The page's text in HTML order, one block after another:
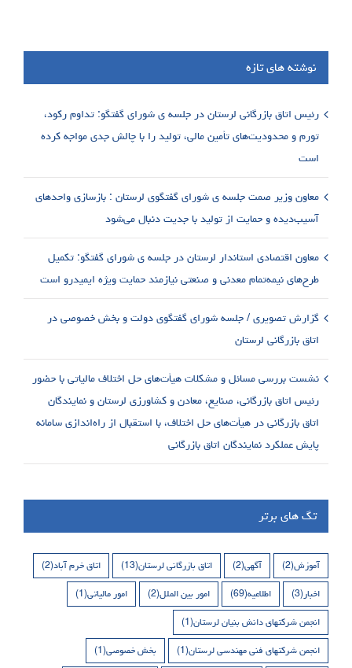
نوشته های تازه
رئیس اتاق بازرگانی لرستان در جلسه ی شورای گفتگو: تداوم رکود،
تورم و محدودیت‌های تأمین مالی، تولید را با چالش جدی مواجه کرده
است
معاون وزیر صمت جلسه ی شورای گفتگوی لرستان : بازسازی واحدهای
آسیب‌دیده و حمایت از تولید با جدیت دنبال می‌شود
معاون اقتصادی استاندار لرستان در جلسه ی شورای گفتگو: تکمیل
طرح‌های نیمه‌تمام معدنی و صنعتی نیازمند حمایت ویژه ایمیدرو است
گزارش تصویری / جلسه شورای گفتگوی دولت و بخش خصوصی در
اتاق بازرگانی لرستان
نشست بررسی مسائل و مشکلات هیأت‌های حل اختلاف مالیاتی با حضور
رئیس اتاق بازرگانی، صنایع، معادن و کشاورزی لرستان و نمایندگان
اتاق بازرگانی در هیأت‌های حل اختلاف، با استقبال از راه‌اندازی سامانه
پایش عملکرد نمایندگان اتاق بازرگانی
تگ های برتر
آموزش(2) آگهی(2) اتاق بازرگانی لرستان(13) اتاق خرم آباد(2)
اخبار(3) اطلاعیه(69) امور بین الملل(2) امور مالیاتی(1)
انجمن شرکتهای دانش بنیان لرستان(1)
انجمن شرکتهای فنی مهندسی لرستان(1) بخش خصوصی(1)